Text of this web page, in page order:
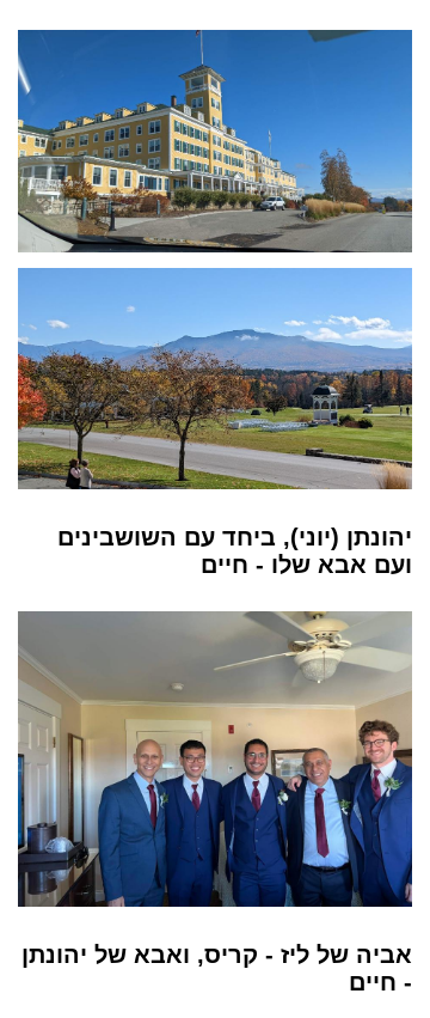
יהונתן (יוני), ביחד עם השושבינים
ועם אבא שלו - חיים
אביה של ליז - קריס, ואבא של יהונתן
- חיים